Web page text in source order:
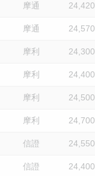
摩通 24,420
摩通 24,570
摩利 24,300
摩利 24,400
摩利 24,500
摩利 24,700
信證 24,550
信證 24,400